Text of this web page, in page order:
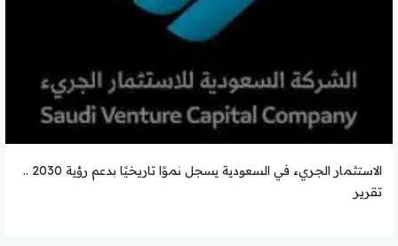
الاستثمار الجريء في السعودية يسجل نموًا تاريخيًا بدعم رؤية 2030 ..
تقرير